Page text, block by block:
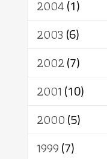
2004(1)
2003 (6)
2002(7)
2001 (10)
2000(5)
1999(7)